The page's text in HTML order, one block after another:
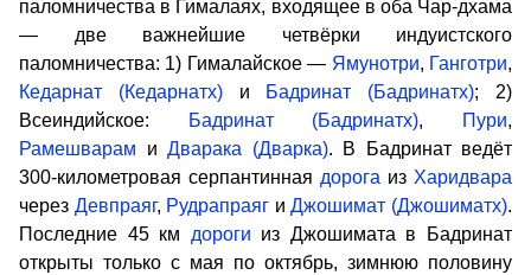
паломничества в Гималаях, входящее в оба Чар-дхама
— две важнейшие четвёрки индуистского
паломничества: 1) Гималайское — Ямунотри, Ганготри,
Кедарнат (Кедарнатх)и Бадринат (Бадринатх); 2)
Всеиндийское:
Бадринат (Бадринатх), Пури,
Рамешварам и Дварака (Дварка). В Бадринат ведёт
300-километровая серпантинная дорога из Харидвара
через Девпраяг, Рудрапраяг иДжошимат (Джошиматх).
Последние 45 км дороги из Джошимата в Бадринат
открыты только с мая по октябрь, зимнюю половину